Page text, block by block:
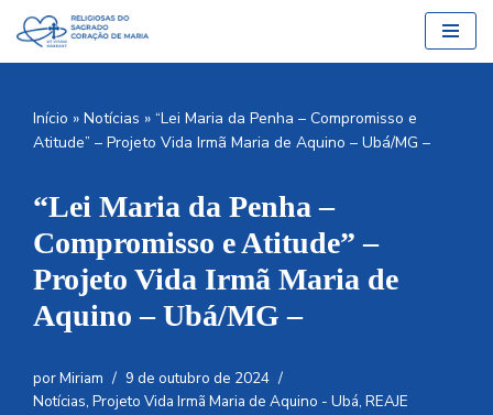
Pular
conteúdo
Início » Notícias » “Lei Maria da Penha – Compromisso e
Atitude” – Projeto Vida Irmã Maria de Aquino – Ubá/MG –
“Lei Maria da Penha –
Compromisso e Atitude” –
Projeto Vida Irmã Maria de
Aquino – Ubá/MG –
porMiriam
9 de outubro de 2024
Notícias, Projeto Vida Irmã Maria de Aquino - Ubá, REAJE